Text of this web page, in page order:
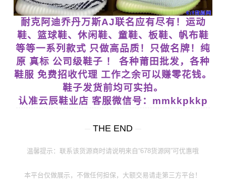
耐克阿迪乔丹万斯AJ联名应有尽有！运动
鞋、篮球鞋、休闲鞋、童鞋、板鞋、帆布鞋
等等一系列款式 只做高品质！只做名牌！纯
原 真标 公司级鞋子 ！ 各种莆田批发，各种
鞋服 免费招收代理 工作之余可以赚零花钱。
鞋子发货前均可实拍。
认准云辰鞋业店 客服微信号：mmkkpkkp
THE END
温馨提示：联系该货源商时请说明来自“678货源网”可优惠哦
本平台仅做展示，不做任何担保，大额交易请走第三方平台！